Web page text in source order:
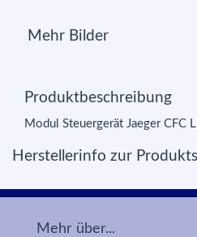
Mehr Bilder
Produktbeschreibung
Modul Steuergerät Jaeger CFC
Herstellerinfo zur
Mehr über...